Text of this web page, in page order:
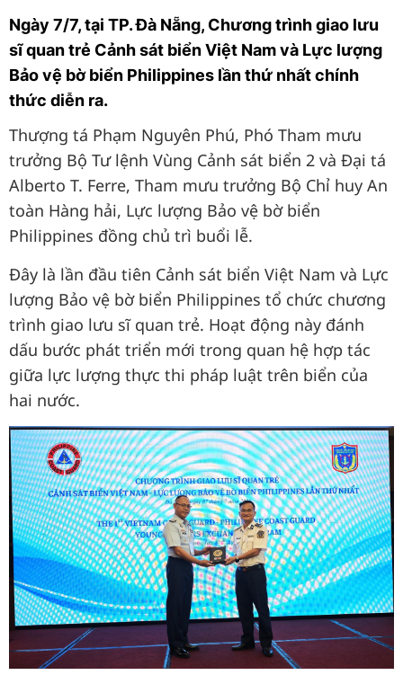
Ngày 7/7, tại TP. Đà Nẵng, Chương trình giao lưu
sĩ quan trẻ Cảnh sát biển Việt Nam và Lực lượng
Bảo vệ bờ biển Philippines lần thứ nhất chính
thức diễn ra.
Thượng tá Phạm Nguyên Phú, Phó Tham mưu
trưởng Bộ Tư lệnh Vùng Cảnh sát biển 2 và Đại tá
Alberto T. Ferre, Tham mưu trưởng Bộ Chỉ huy An
toàn Hàng hải, Lực lượng Bảo vệ bờ biển
Philippines đồng chủ trì buổi lễ.
Đây là lần đầu tiên Cảnh sát biển Việt Nam và Lực
lượng Bảo vệ bờ biển Philippines tổ chức chương
trình giao lưu sĩ quan trẻ. Hoạt động này đánh
dấu bước phát triển mới trong quan hệ hợp tác
giữa lực lượng thực thi pháp luật trên biển của
hai nước.